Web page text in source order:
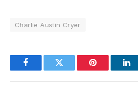
Charlie Austin Cryer
FacebookTwitter Pinterest